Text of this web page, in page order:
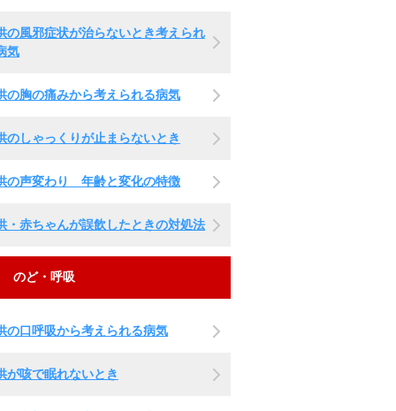
の風邪症状が治らないとき考えられ
気
の胸の痛みから考えられる病気
のしゃっくりが止まらないとき
の声変わり 年齢と変化の特徴
・赤ちゃんが誤飲したときの対処法
のど・呼吸
の口呼吸から考えられる病気
が咳で眠れないとき